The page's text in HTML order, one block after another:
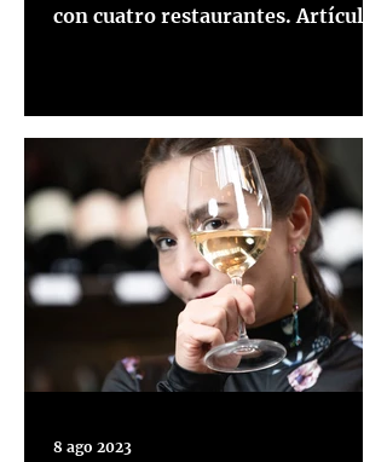
con cuatro restaurantes. Artículo
8 ago 2023